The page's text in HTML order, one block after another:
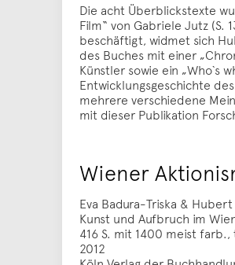
Die acht Überblickstexte
Film“ von Gabriele Jutz
beschäftigt, widmet sich
des Buches mit einer
Künstler sowie ein „Who`s
Entwicklungsgeschichte
mehrere verschiedene
mit dieser Publikation
Wiener
Eva Badura-Triska &
Kunst und Aufbruch im
416 S. mit 1400 meist
2012